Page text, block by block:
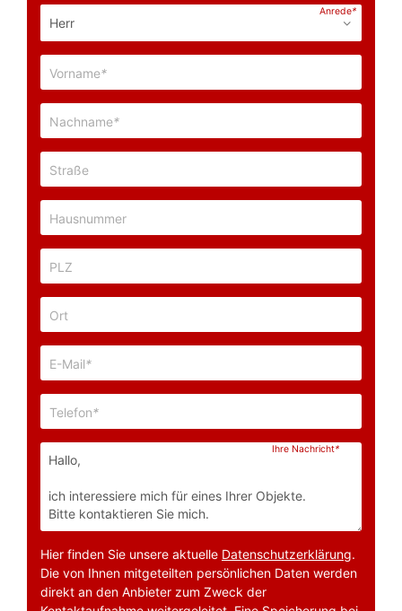
Anrede*
Vorname*
Nachname*
Straße
Hausnummer
PLZ
Ort
E-Mail*
Telefon*
Ihre Nachricht*
Hier finden Sie unsere aktuelle Datenschutzerklärung.
Die von Ihnen mitgeteilten persönlichen Daten werden
direkt an den Anbieter zum Zweck der